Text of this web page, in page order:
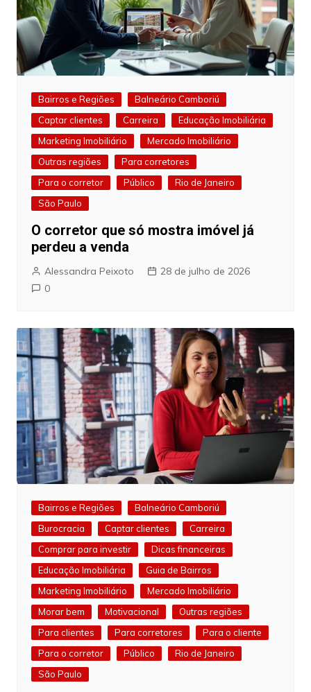
Bairros e Regiões
Balneário Camboriú
Captar clientes
Carreira
Educação Imobiliária
Marketing Imobiliário
Mercado Imobiliário
Outras regiões
Para corretores
Para o corretor
Público
Rio de Janeiro
São Paulo
O corretor que só mostra imóvel já
perdeu a venda
Alessandra Peixoto
28 de julho de 2026
0
Bairros e Regiões
Balneário Camboriú
Burocracia
Captar clientes
Carreira
Comprar para investir
Dicas financeiras
Educação Imobiliária
Guia de Bairros
Marketing Imobiliário
Mercado Imobiliário
Morar bem
Motivacional
Outras regiões
Para clientes
Para corretores
Para o cliente
Para o corretor
Público
Rio de Janeiro
São Paulo